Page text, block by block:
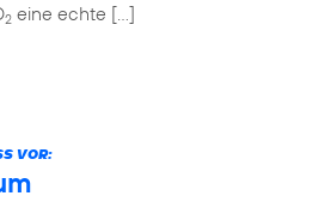
2 eine echte […]
VOR: